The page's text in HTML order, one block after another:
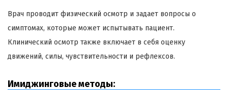
Врач проводит физический осмотр и задает вопросы о
симптомах, которые может испытывать пациент.
Клинический осмотр также включает в себя оценку
движений, силы, чувствительности и рефлексов.
Имиджинговые методы: